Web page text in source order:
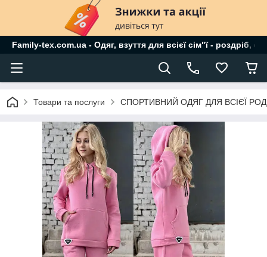
Family-tex.com.ua - Одяг, взуття для всієї сім"ї - роздріб,
Товари та послуги СПОРТИВНИЙ ОДЯГ ДЛЯ ВСІЄЇ